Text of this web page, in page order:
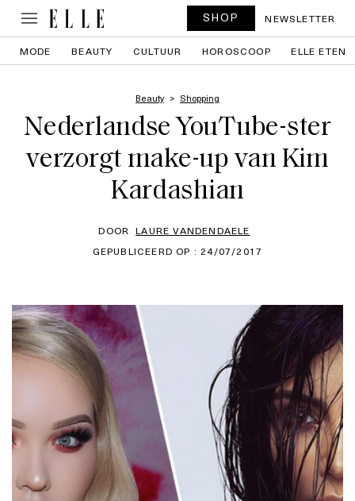
SHOP NEWSLETTER
MODE BEAUTY CULTUUR HOROSCOOP ELLE ETEN
Beauty Shopping
Nederlandse YouTube-ster
verzorgt make-up van Kim
Kardashian
DOOR LAURE VANDENDAELE
GEPUBLICEERD OP : 24/07/2017